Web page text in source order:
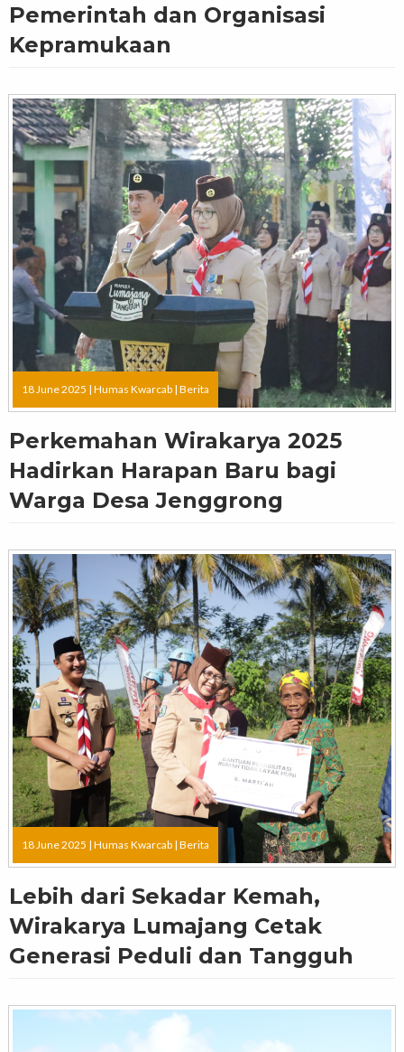
Pemerintah dan Organisasi
Kepramukaan
18 June 2025 | Humas Kwarcab | Berita
Perkemahan Wirakarya 2025
Hadirkan Harapan Baru bagi
Warga Desa Jenggrong
18 June 2025 | Humas Kwarcab | Berita
Lebih dari Sekadar Kemah,
Wirakarya Lumajang Cetak
Generasi Peduli dan Tangguh